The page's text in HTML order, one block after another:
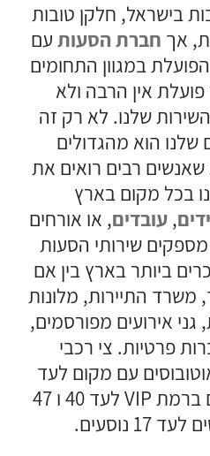
בישראל, חלקן טובות
אך חברת הסעות עם
30 שנה הפועלת במגוון התחומים
אין הרבה ולא
שלנו. לא רק זה
שלנו הוא מהגדולים
רבים רואים את
בכל מקום בארץ
,עובדים, או אורחים
מספקים שירותי הסעות
ביותר בארץ בין אם
משרד התיירות, מלונות
גני אירועים מפורסמים,
פרטיות. צי רכבי
עם מקום לעד
55 נוסעים, אוטובוסים ברמת VIP לעד 40 ו 47
נוסעים.